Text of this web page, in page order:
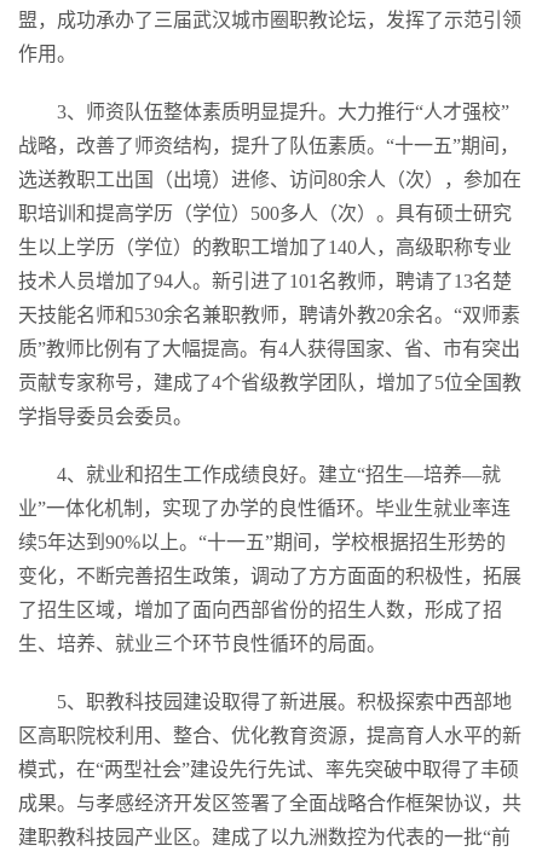
盟，成功承办了三届武汉城市圈职教论坛，发挥了示范引领
作用。
3、师资队伍整体素质明显提升。大力推行“人才强校”
战略，改善了师资结构，提升了队伍素质。“十一五”期间，
选送教职工出国（出境）进修、访问80余人（次），参加在
职培训和提高学历（学位）500多人（次）。具有硕士研究
生以上学历（学位）的教职工增加了140人，高级职称专业
技术人员增加了94人。新引进了101名教师，聘请了13名楚
天技能名师和530余名兼职教师，聘请外教20余名。“双师素
质”教师比例有了大幅提高。有4人获得国家、省、市有突出
贡献专家称号，建成了4个省级教学团队，增加了5位全国教
学指导委员会委员。
4、就业和招生工作成绩良好。建立“招生—培养—就
业”一体化机制，实现了办学的良性循环。毕业生就业率连
续5年达到90%以上。“十一五”期间，学校根据招生形势的
变化，不断完善招生政策，调动了方方面面的积极性，拓展
了招生区域，增加了面向西部省份的招生人数，形成了招
生、培养、就业三个环节良性循环的局面。
5、职教科技园建设取得了新进展。积极探索中西部地
区高职院校利用、整合、优化教育资源，提高育人水平的新
模式，在“两型社会”建设先行先试、率先突破中取得了丰硕
成果。与孝感经济开发区签署了全面战略合作框架协议，共
建职教科技园产业区。建成了以九洲数控为代表的一批“前